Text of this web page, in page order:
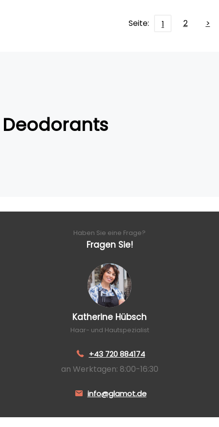
Seite: 1 2 >
Deodorants
Haben Sie eine Frage?
Fragen Sie!
Katherine Hübsch
Haar- und Hautspezialist
+43 720 884174
an Werktagen: 8:00-16:30
info@glamot.de